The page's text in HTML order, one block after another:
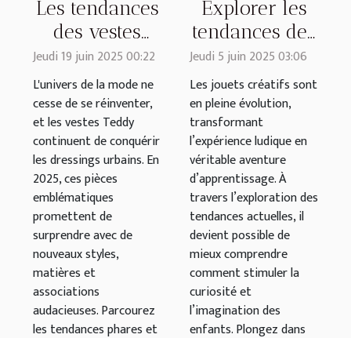
Les tendances
des vestes
Teddy pour
2025 : styles
et conseils
Jeudi 19 juin 2025 00:22
L'univers de la mode ne
cesse de se réinventer,
et les vestes Teddy
continuent de conquérir
les dressings urbains. En
2025, ces pièces
emblématiques
promettent de
surprendre avec de
nouveaux styles,
matières et
associations
audacieuses. Parcourez
les tendances phares et
Explorer les
tendances des
jouets créatifs
pour enfants
Jeudi 5 juin 2025 03:06
Les jouets créatifs sont
en pleine évolution,
transformant
l’expérience ludique en
véritable aventure
d’apprentissage. À
travers l’exploration des
tendances actuelles, il
devient possible de
mieux comprendre
comment stimuler la
curiosité et
l’imagination des
enfants. Plongez dans